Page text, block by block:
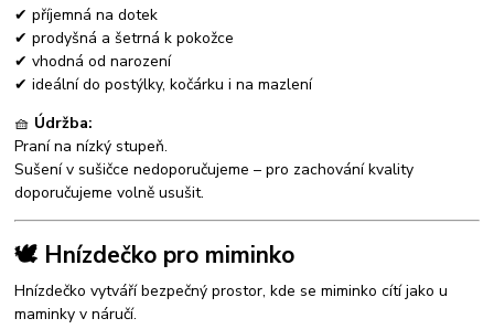
✔ příjemná na dotek
✔ prodyšná a šetrná k pokožce
✔ vhodná od narození
✔ ideální do postýlky, kočárku i na mazlení
🧺 Údržba:
Praní na nízký stupeň.
Sušení v sušičce nedoporučujeme – pro zachování kvality
doporučujeme volně usušit.
🕊️ Hnízdečko pro miminko
Hnízdečko vytváří bezpečný prostor, kde se miminko cítí jako u
maminky v náručí.